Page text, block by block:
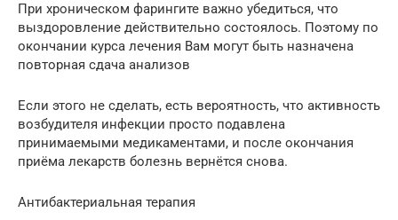
При хроническом фарингите важно убедиться, что
выздоровление действительно состоялось. Поэтому по
окончании курса лечения Вам могут быть назначена
повторная сдача анализов
Если этого не сделать, есть вероятность, что активность
возбудителя инфекции просто подавлена
принимаемыми медикаментами, и после окончания
приёма лекарств болезнь вернётся снова.
Антибактериальная терапия